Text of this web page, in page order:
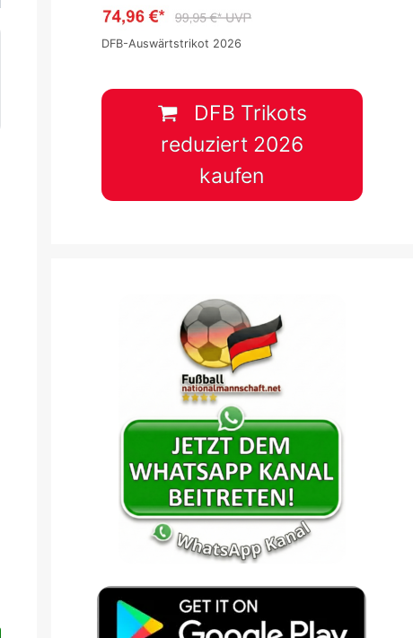
DFB-Auswärtstrikot 2026
DFB Trikots
reduziert 2026
kaufen